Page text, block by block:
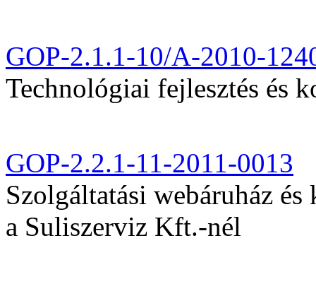
GOP-2.1.1-10/A-2010-
Technológiai fejlesztés és
GOP-2.2.1-11-2011-0013
Szolgáltatási webáruház
a Suliszerviz Kft.-nél